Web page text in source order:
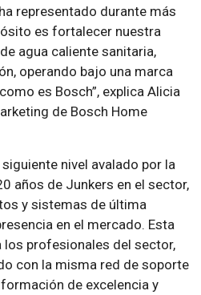
representado durante más
es fortalecer nuestra
agua caliente sanitaria,
operando bajo una marca
es Bosch”, explica Alicia
de Bosch Home
nivel avalado por la
años de Junkers en el sector,
y sistemas de última
en el mercado. Esta
los profesionales del sector,
con la misma red de soporte
de excelencia y